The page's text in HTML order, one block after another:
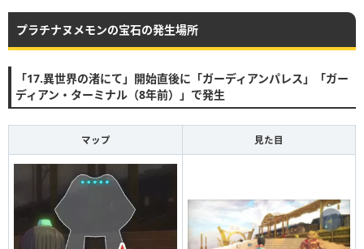
プラチナヌメモンの宝石の発生場所
「17.異世界の渚にて」開始直後に「ガーディアンパレス」「ガー
ディアン・ターミナル（8年前）」で発生
マップ 見た目